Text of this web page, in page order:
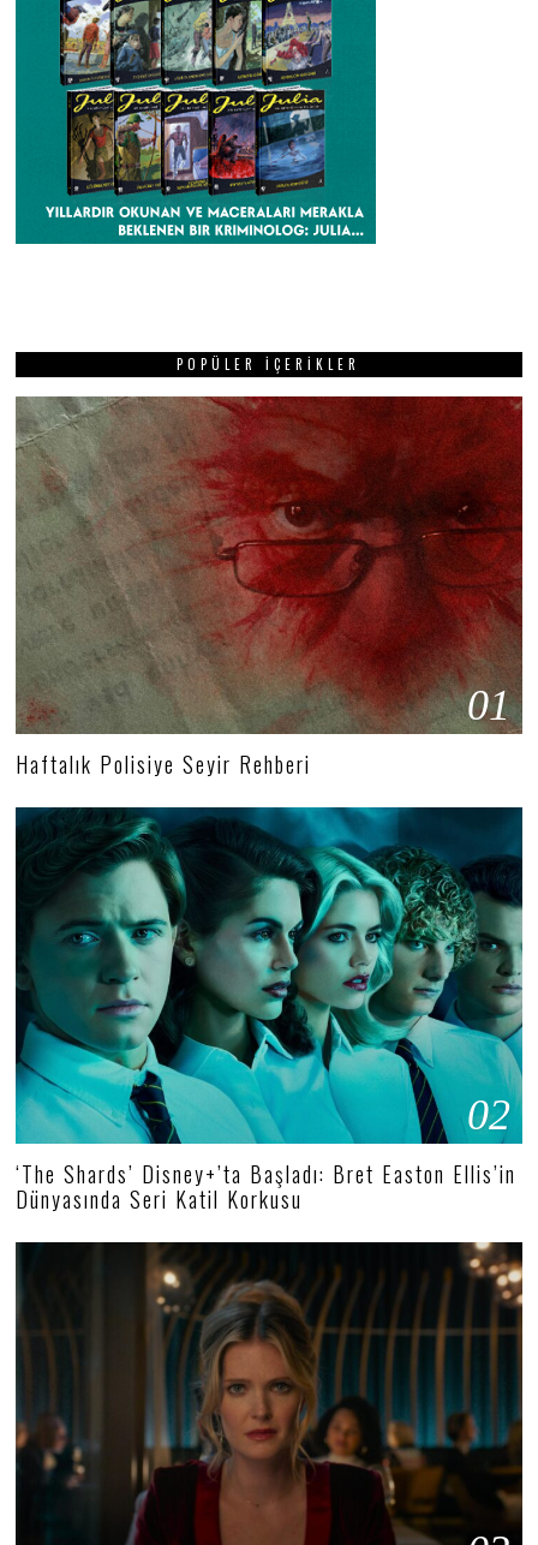
POPÜLER İÇERIKLER
01
Haftalık Polisiye Seyir Rehberi
02
‘The Shards’ Disney+’ta Başladı: Bret Easton Ellis’in
Dünyasında Seri Katil Korkusu